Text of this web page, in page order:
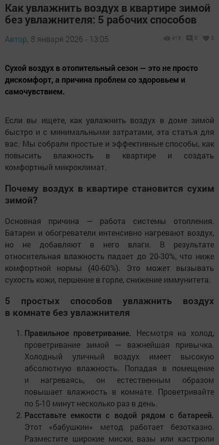
Как увлажнить воздух в квартире зимой
без увлажнителя: 5 рабочих способов
Автор, 8 января 2026 - 13:05 415 0 0
Сухой воздух в отопительный сезон — это не просто
дискомфорт, а причина проблем со здоровьем и
самочувствием.
Если вы ищете, как увлажнить воздух в доме зимой
быстро и с минимальными затратами, эта статья для
вас. Мы собрали простые и эффективные способы, как
повысить влажность в квартире и создать
комфортный микроклимат.
Почему воздух в квартире становится сухим
зимой?
Основная причина — работа системы отопления.
Батареи и обогреватели интенсивно нагревают воздух,
но не добавляют в него влаги. В результате
относительная влажность падает до 20-30%, что ниже
комфортной нормы (40-60%). Это может вызывать
сухость кожи, першение в горле, снижение иммунитета.
5 простых способов увлажнить воздух
в комнате без увлажнителя
Правильное проветривание. Несмотря на холод,
проветривание зимой — важнейшая привычка.
Холодный уличный воздух имеет высокую
абсолютную влажность. Попадая в помещение
и нагреваясь, он естественным образом
повышает влажность в комнате. Проветривайте
по 5-10 минут несколько раз в день.
Расставьте емкости с водой рядом с батареей.
Этот «бабушкин» метод работает безотказно.
Разместите широкие миски, вазы или кастрюли